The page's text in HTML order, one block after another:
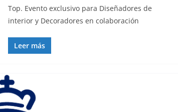
Top. Evento exclusivo para Diseñadores de
interior y Decoradores en colaboración
Leer más